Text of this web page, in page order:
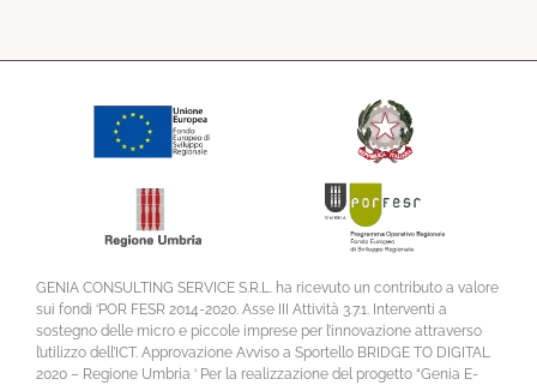
GENIA CONSULTING SERVICE S.R.L. ha ricevuto un contributo a valore
sui fondi ‘POR FESR 2014-2020. Asse III Attività 3.7.1. Interventi a
sostegno delle micro e piccole imprese per l’innovazione attraverso
l’utilizzo dell’ICT. Approvazione Avviso a Sportello BRIDGE TO DIGITAL
2020 – Regione Umbria ‘ Per la realizzazione del progetto “Genia E-